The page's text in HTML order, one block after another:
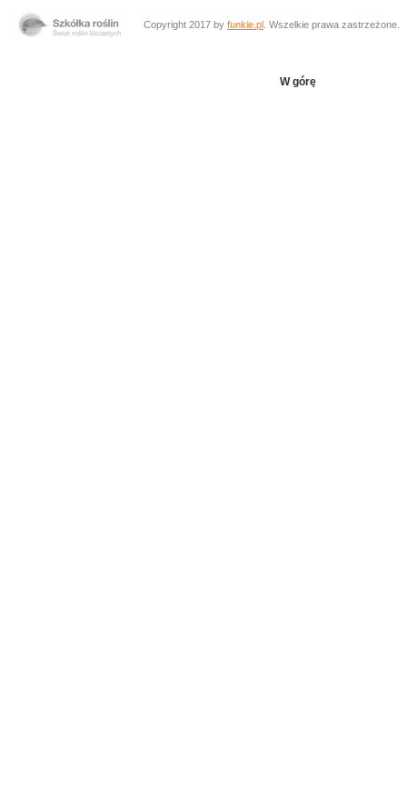
Copyright 2017 by funkie.pl . Wszelkie prawa zastrzeżone.
W górę